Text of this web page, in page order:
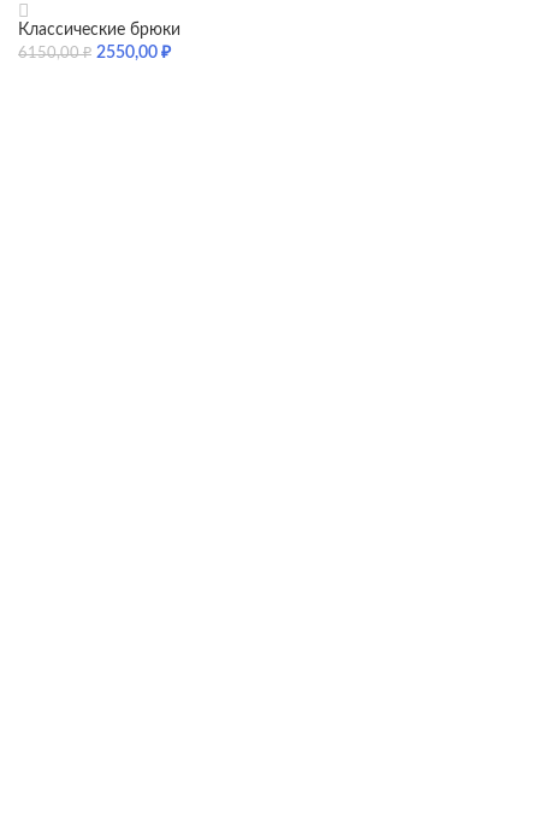
Классические брюки
6150,00₽ 2550,00 ₽